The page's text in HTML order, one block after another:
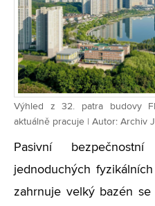
Výhled z 32. patra budovy
aktuálně pracuje | Autor: Archiv
Pasivní
jednoduchých
zahrnuje velký bazén